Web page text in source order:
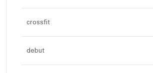
crossfit
debut